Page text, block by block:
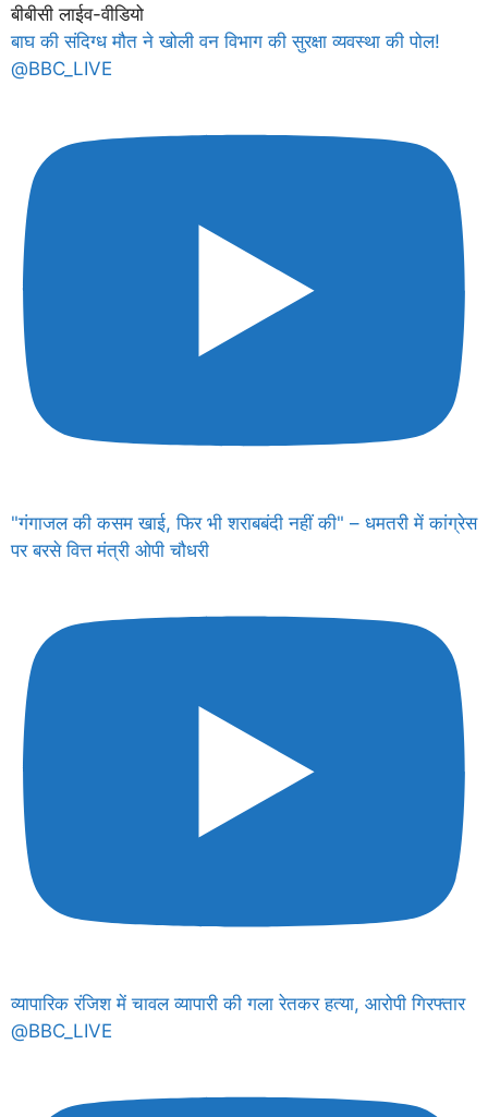
बीबीसी लाईव-वीडियो
बाघ की संदिग्ध मौत ने खोली वन विभाग की सुरक्षा व्यवस्था की पोल!
@BBC_LIVE
"गंगाजल की कसम खाई, फिर भी शराबबंदी नहीं की" – धमतरी में कांग्रेस
पर बरसे वित्त मंत्री ओपी चौधरी
व्यापारिक रंजिश में चावल व्यापारी की गला रेतकर हत्या, आरोपी गिरफ्तार
@BBC_LIVE